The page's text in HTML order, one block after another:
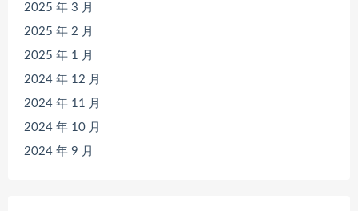
2025 年 3 月
2025 年 2 月
2025 年 1 月
2024 年 12 月
2024 年 11 月
2024 年 10 月
2024 年 9 月